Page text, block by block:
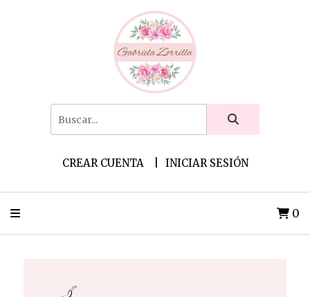
CREAR CUENTA INICIAR SESIÓN
0